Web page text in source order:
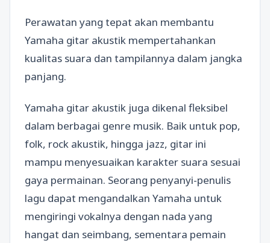
Perawatan yang tepat akan membantu
Yamaha gitar akustik mempertahankan
kualitas suara dan tampilannya dalam jangka
panjang.
Yamaha gitar akustik juga dikenal fleksibel
dalam berbagai genre musik. Baik untuk pop,
folk, rock akustik, hingga jazz, gitar ini
mampu menyesuaikan karakter suara sesuai
gaya permainan. Seorang penyanyi-penulis
lagu dapat mengandalkan Yamaha untuk
mengiringi vokalnya dengan nada yang
hangat dan seimbang, sementara pemain